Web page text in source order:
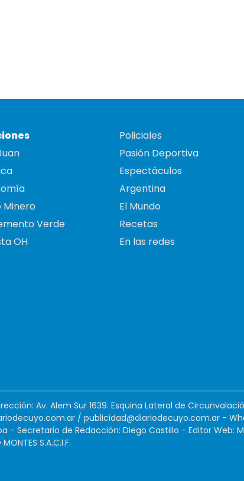
Minero
Verde
OH
Policiales
Pasión Deportiva
Espectáculos
Argentina
El Mundo
Recetas
En las redes
Av. Alem Sur 1639. Esquina Lateral de
/ publicidad@diariodecuyo.com.ar -
- Secretario de Redacción: Diego Castillo - Editor Web:
S.A.C.I.F.